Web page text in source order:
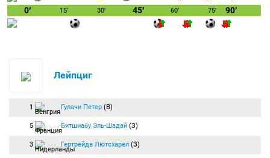
0′ 15′ 30′ 45′ 60′ 75′ 90′
Лейпциг
1 Гулачи Петер (В)
5 Битшиабу Эль-Шадай (З)
3 Гертрейда Лютсхарел (З)